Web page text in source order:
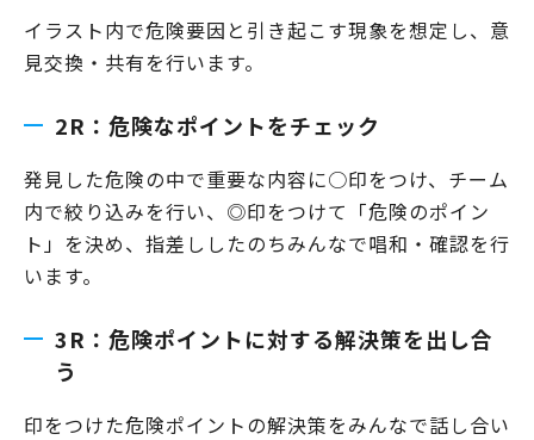
イラスト内で危険要因と引き起こす現象を想定し、意
見交換・共有を行います。
2R：危険なポイントをチェック
発見した危険の中で重要な内容に○印をつけ、チーム
内で絞り込みを行い、◎印をつけて「危険のポイン
ト」を決め、指差ししたのちみんなで唱和・確認を行
います。
3R：危険ポイントに対する解決策を出し合
う
印をつけた危険ポイントの解決策をみんなで話し合い